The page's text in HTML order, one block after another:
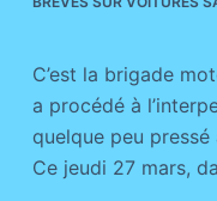
C’est la brigade
a procédé à
quelque peu
Ce jeudi 27 mars,